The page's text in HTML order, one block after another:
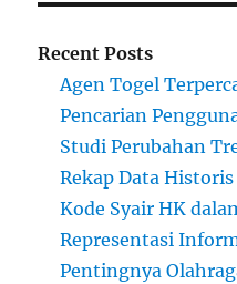
Recent Posts
Agen Togel
Pencarian
Studi Perubahan
Rekap Data Historis
Kode Syair HK
Representasi
Pentingnya